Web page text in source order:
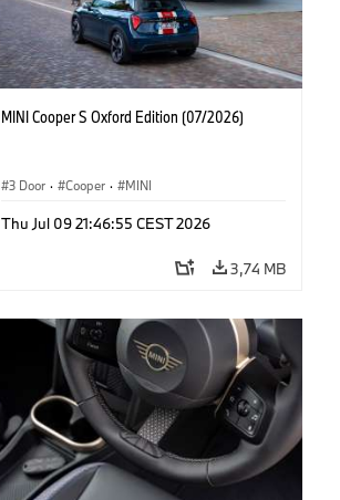
MINI Cooper S Oxford Edition (07/2026)
3 Door · Cooper · MINI
Thu Jul 09 21:46:55 CEST 2026
3,74 MB